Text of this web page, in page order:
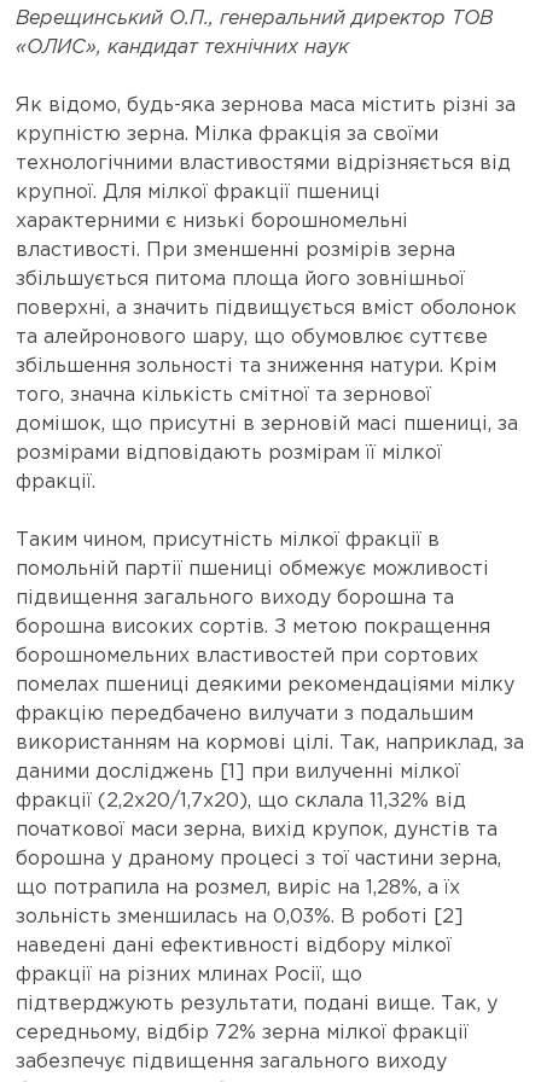
Верещинський О.П., генеральний директор ТОВ
«ОЛИС», кандидат технічних наук
Як відомо, будь-яка зернова маса містить різні за
крупністю зерна. Мілка фракція за своїми
технологічними властивостями відрізняється від
крупної. Для мілкої фракції пшениці
характерними є низькі борошномельні
властивості. При зменшенні розмірів зерна
збільшується питома площа його зовнішньої
поверхні, а значить підвищується вміст оболонок
та алейронового шару, що обумовлює суттєве
збільшення зольності та зниження натури. Крім
того, значна кількість смітної та зернової
домішок, що присутні в зерновій масі пшениці, за
розмірами відповідають розмірам її мілкої
фракції.
Таким чином, присутність мілкої фракції в
помольній партії пшениці обмежує можливості
підвищення загального виходу борошна та
борошна високих сортів. З метою покращення
борошномельних властивостей при сортових
помелах пшениці деякими рекомендаціями мілку
фракцію передбачено вилучати з подальшим
використанням на кормові цілі. Так, наприклад, за
даними досліджень [1] при вилученні мілкої
фракції (2,2х20/1,7х20), що склала 11,З2% від
початкової маси зерна, вихід крупок, дунстів та
борошна у драному процесі з тої частини зерна,
що потрапила на розмел, виріс на 1,28%, а їх
зольність зменшилась на 0,03%. В роботі [2]
наведені дані ефективності відбору мілкої
фракції на різних млинах Росії, що
підтверджують результати, подані вище. Так, у
середньому, відбір 72% зерна мілкої фракції
забезпечує підвищення загального виходу